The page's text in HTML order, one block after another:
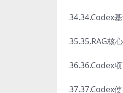
34.34.Codex
35.35.RAG核
36.36.Codex
37.37.Codex